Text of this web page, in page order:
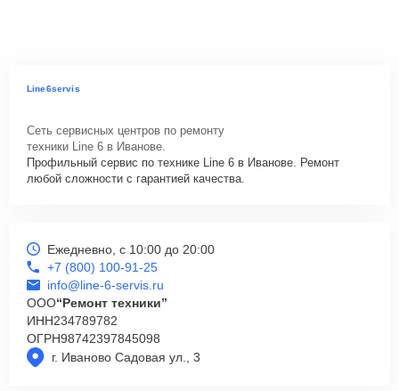
Line6servis
Сеть сервисных центров по ремонту
техники Line 6 в Иванове.
Профильный сервис по технике Line 6 в Иванове. Ремонт
любой сложности с гарантией качества.
г. Иваново Садовая ул., 3
Ежедневно, с 10:00 до 20:00
+7 (800) 100-91-25
info@line-6-servis.ru
ООО“Ремонт техники”
ИНН234789782
ОГРН98742397845098